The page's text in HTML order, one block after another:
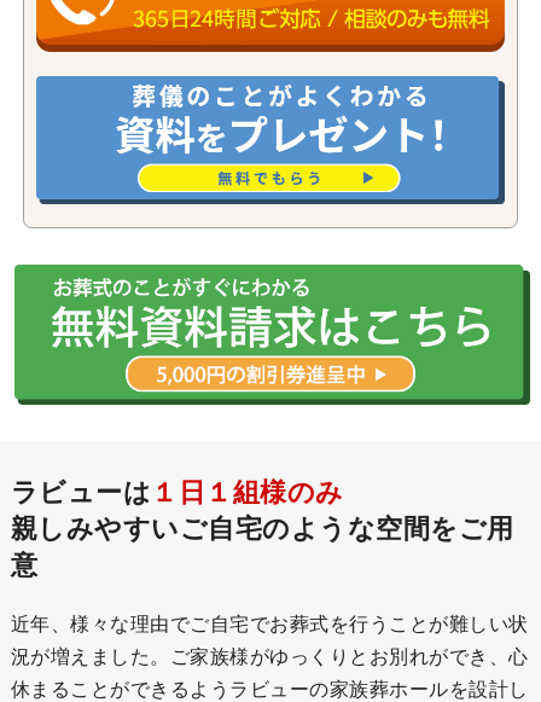
ラビューは １日１組様のみ
親しみやすいご自宅のような空間をご用
意
近年、様々な理由でご自宅でお葬式を行うことが難しい状
況が増えました。ご家族様がゆっくりとお別れができ、心
休まることができるようラビューの家族葬ホールを設計し